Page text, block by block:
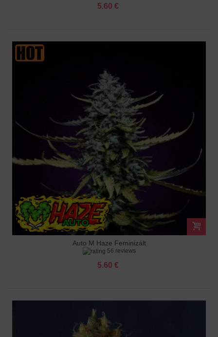
5.60 €
Auto M Haze Feminizált
56 reviews
5.60 €